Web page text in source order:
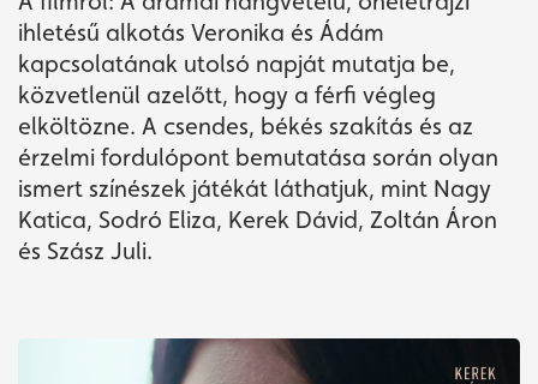
ihletésű alkotás Veronika és Ádám
kapcsolatának utolsó napját mutatja be,
közvetlenül azelőtt, hogy a férfi végleg
elköltözne. A csendes, békés szakítás és az
érzelmi fordulópont bemutatása során olyan
ismert színészek játékát láthatjuk, mint Nagy
Katica, Sodró Eliza, Kerek Dávid, Zoltán Áron
és Szász Juli.